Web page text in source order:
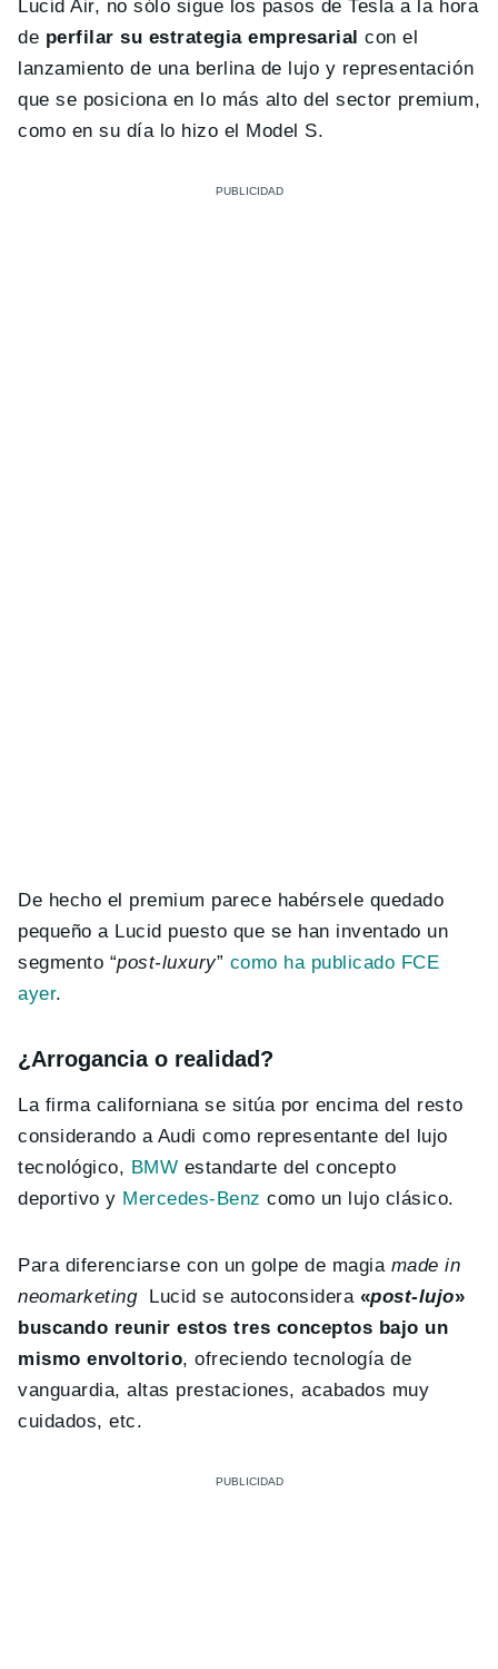
Lucid Air, no sólo sigue los pasos de Tesla a la hora
de perfilar su estrategia empresarialcon el
lanzamiento de una berlina de lujo y representación
que se posiciona en lo más alto del sector premium,
como en su día lo hizo el Model S.
De hecho el premium parece habérsele quedado
pequeño a Lucid puesto que se han inventado un
segmento “post-luxury” como ha publicado FCE
ayer.
¿Arrogancia o realidad?
La firma californiana se sitúa por encima del resto
considerando a Audi como representante del lujo
tecnológico, BMW estandarte del concepto
deportivo y Mercedes-Benz como un lujo clásico.
Para diferenciarse con un golpe de magia made in
neomarketingLucid se autoconsidera «post-lujo»
buscando reunir estos tres conceptos bajo un
mismo envoltorio, ofreciendo tecnología de
vanguardia, altas prestaciones, acabados muy
cuidados, etc.